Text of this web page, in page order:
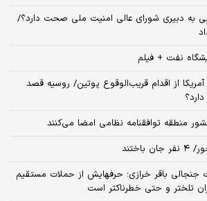
به دبیری شورای عالی امنیت ملی صحت دارد؟/
نفت + فیلم
از اقدام قریب‌الوقوع پوتین/ روسیه قصد
جنجالی باقر خرازی؛ حرفهایش از حملات مستقیم
تلختر و حتی خطرناکتر است